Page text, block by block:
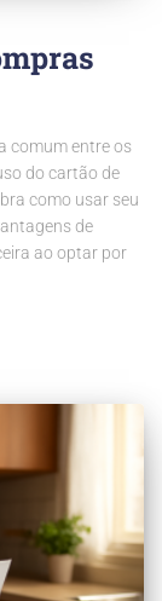
comum entre os
do cartão de
como usar seu
de
ao optar por